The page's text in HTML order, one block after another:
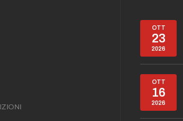
OTT
23
2026
OTT
16
2026